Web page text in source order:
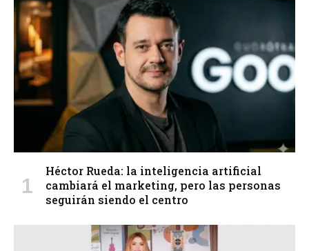
Héctor Rueda: la inteligencia artificial
cambiará el marketing, pero las personas
seguirán siendo el centro